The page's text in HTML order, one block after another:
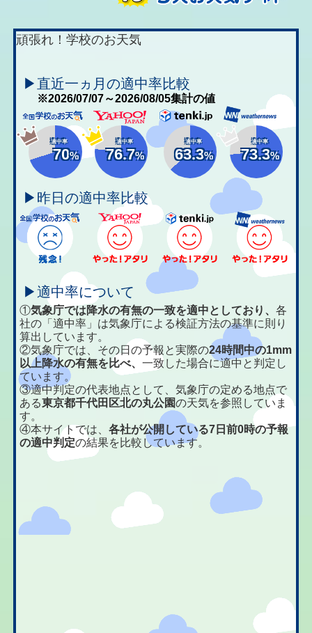
頑張れ！学校のお天気
▶直近一ヵ月の適中率比較
※2026/07/07～2026/08/05集計の値
適中率
70%
適中率
76.7%
適中率
63.3%
適中率
73.3%
▶昨日の適中率比較
▶適中率について
①気象庁では降水の有無の一致を適中としており、各
社の「適中率」は気象庁による検証方法の基準に則り
算出しています。
②気象庁では、その日の予報と実際の24時間中の1mm
以上降水の有無を比べ、一致した場合に適中と判定し
ています。
③適中判定の代表地点として、気象庁の定める地点で
ある東京都千代田区北の丸公園の天気を参照していま
す。
④本サイトでは、各社が公開している7日前0時の予報
の適中判定の結果を比較しています。